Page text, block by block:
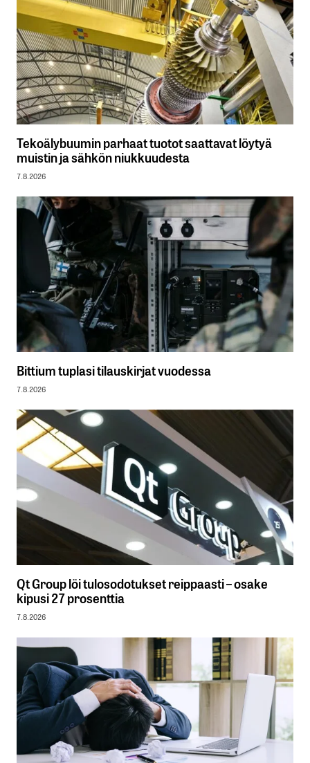
Tekoälybuumin parhaat tuotot saattavat löytyä
muistin ja sähkön niukkuudesta
7.8.2026
Bittium tuplasi tilauskirjat vuodessa
7.8.2026
Qt Group löi tulosodotukset reippaasti – osake
kipusi 27 prosenttia
7.8.2026